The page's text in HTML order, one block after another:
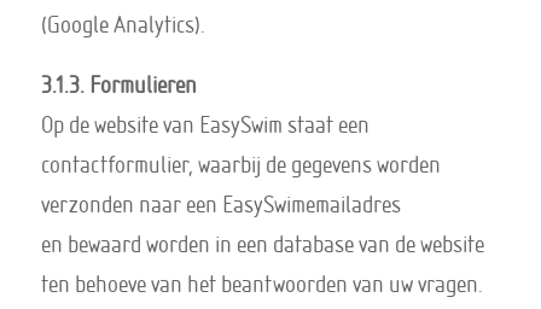
(Google Analytics).
3.1.3. Formulieren
Op de website van EasySwim staat een
contactformulier, waarbij de gegevens worden
verzonden naar een EasySwimemailadres
en bewaard worden in een database van de website
ten behoeve van het beantwoorden van uw vragen.